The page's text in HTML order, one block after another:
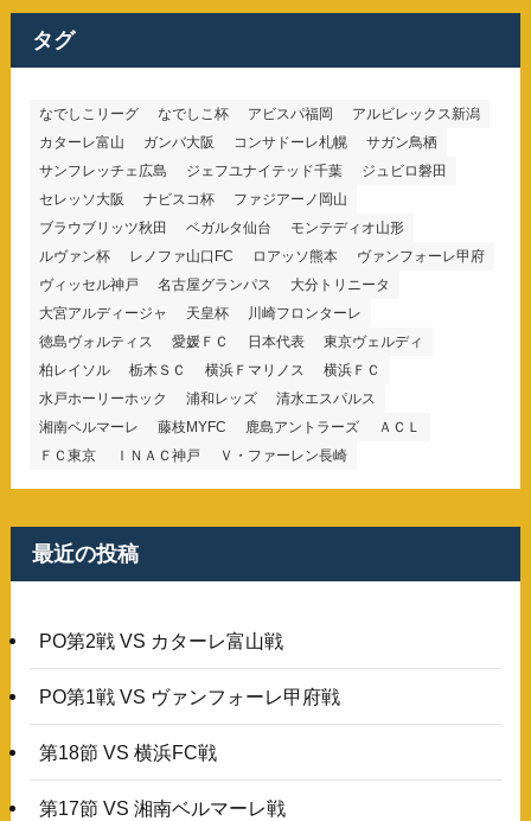
ー
タグ
なでしこリーグ なでしこ杯 アビスパ福岡
アルビレックス新潟
カターレ富山
ガンバ大阪 コンサドーレ札幌
サガン鳥栖
サンフレッチェ広島
ジェフユナイテッド千葉
ジュビロ磐田
セレッソ大阪
ナビスコ杯
ファジアーノ岡山
ブラウブリッツ秋田
ベガルタ仙台
モンテディオ山形
ルヴァン杯
レノファ山口FC ロアッソ熊本
ヴァンフォーレ甲府
ヴィッセル神戸
名古屋グランパス
大分トリニータ
大宮アルディージャ
天皇杯
川崎フロンターレ
徳島ヴォルティス
愛媛ＦＣ 日本代表
東京ヴェルディ
柏レイソル
栃木ＳＣ 横浜Ｆマリノス
横浜ＦＣ
水戸ホーリーホック
浦和レッズ
清水エスパルス
湘南ベルマーレ
藤枝MYFC 鹿島アントラーズ
ＡＣＬ
ＦＣ東京
ＩＮＡＣ神戸 Ｖ・ファーレン長崎
最近の投稿
PO第2戦 VS カターレ富山戦
PO第1戦 VS ヴァンフォーレ甲府戦
第18節 VS 横浜FC戦
第17節 VS 湘南ベルマーレ戦